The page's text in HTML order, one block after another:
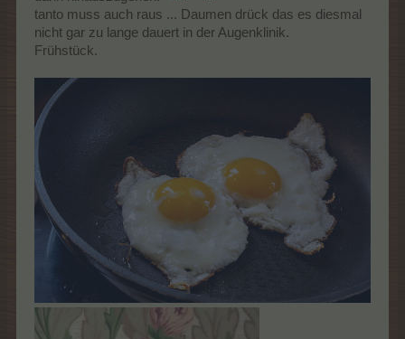
tanto muss auch raus ... Daumen drück das es diesmal
nicht gar zu lange dauert in der Augenklinik.
Frühstück.